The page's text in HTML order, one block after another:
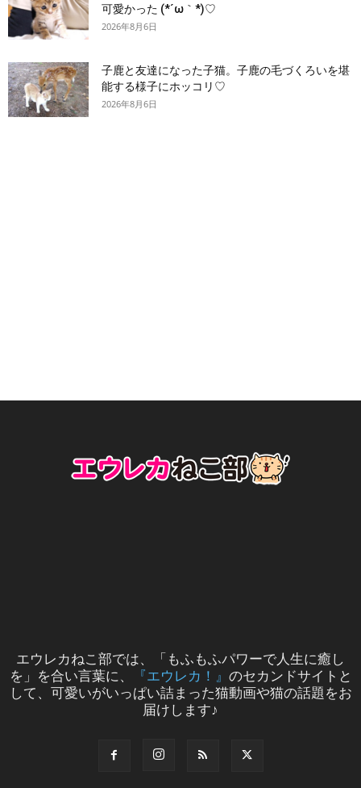
可愛かった (*´ω｀*)♡
2026年8月6日
子鹿と友達になった子猫。子鹿の毛づくろいを堪
能する様子にホッコリ♡
2026年8月6日
エウレカねこ部では、「もふもふパワーで人生に癒し
を」を合い言葉に、
『エウレカ！』 のセカンドサイトと
して、可愛いがいっぱい詰まった猫動画や猫の話題をお
届けします♪